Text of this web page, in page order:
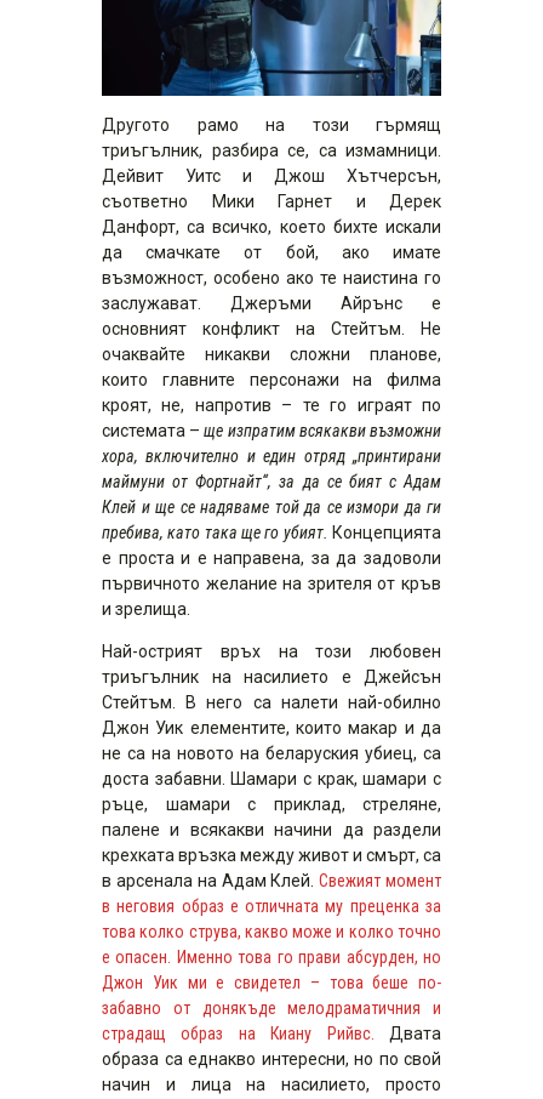
Другото рамо на този гърмящ
триъгълник, разбира се, са измамници.
Дейвит Уитс и Джош Хътчерсън,
съответно Мики Гарнет и Дерек
Данфорт, са всичко, което бихте искали
да смачкате от бой, ако имате
възможност, особено ако те наистина го
заслужават. Джеръми Айрънс е
основният конфликт на Стейтъм. Не
очаквайте никакви сложни планове,
които главните персонажи на филма
кроят, не, напротив – те го играят по
системата –ще изпратим всякакви възможни
хора, включително и един отряд „принтирани
маймуни от Фортнайт“, за да се бият с Адам
Клей и ще се надяваме той да се измори да ги
пребива, като така ще го убият. Концепцията
е проста и е направена, за да задоволи
първичното желание на зрителя от кръв
и зрелища.
Най-острият връх на този любовен
триъгълник на насилието е Джейсън
Стейтъм. В него са налети най-обилно
Джон Уик елементите, които макар и да
не са на новото на беларуския убиец, са
доста забавни. Шамари с крак, шамари с
ръце, шамари с приклад, стреляне,
палене и всякакви начини да раздели
крехката връзка между живот и смърт, са
в арсенала на Адам Клей.Свежият момент
в неговия образ е отличната му преценка за
това колко струва, какво може и колко точно
е опасен. Именно това го прави абсурден, но
Джон Уик ми е свидетел – това беше по-
забавно от донякъде мелодраматичния и
страдащ образ на Киану Рийвс. Двата
образа са еднакво интересни, но по свой
начин и лица на насилието, просто